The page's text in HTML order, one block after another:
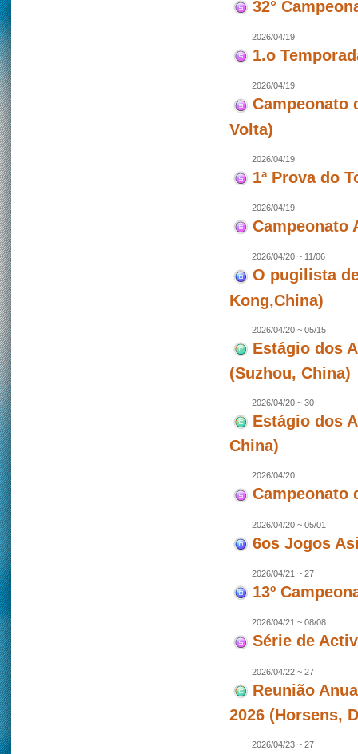
32°
2026/04/19
1.o
2026/04/19
Campeonato
Volta)
2026/04/19
1ª Prova do
2026/04/19
Campeonato
2026/04/20 ~ 11/06
O pugilista
Kong,China)
2026/04/20 ~ 05/15
Estágio dos
(Suzhou, China)
2026/04/20 ~ 30
Estágio dos
China)
2026/04/20
Campeonato
2026/04/20 ~ 05/01
6os Jogos
2026/04/21 ~ 27
13º
2026/04/21 ~ 08/08
Série de
2026/04/22 ~ 27
Reunião
2026 (Horsens,
2026/04/23 ~ 27